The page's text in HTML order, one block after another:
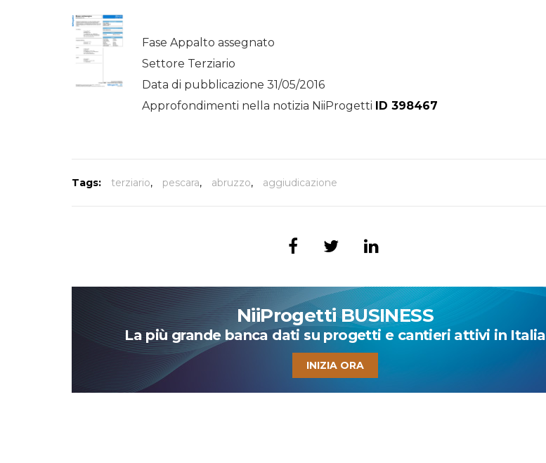
Fase Appalto assegnato
Settore Terziario
Data di pubblicazione 31/05/2016
Approfondimenti nella notizia NiiProgetti ID 398467
Tags: terziario, pescara, abruzzo, aggiudicazione
NiiProgetti BUSINESS
La più grande banca dati su progetti e cantieri attivi in Italia
INIZIA ORA